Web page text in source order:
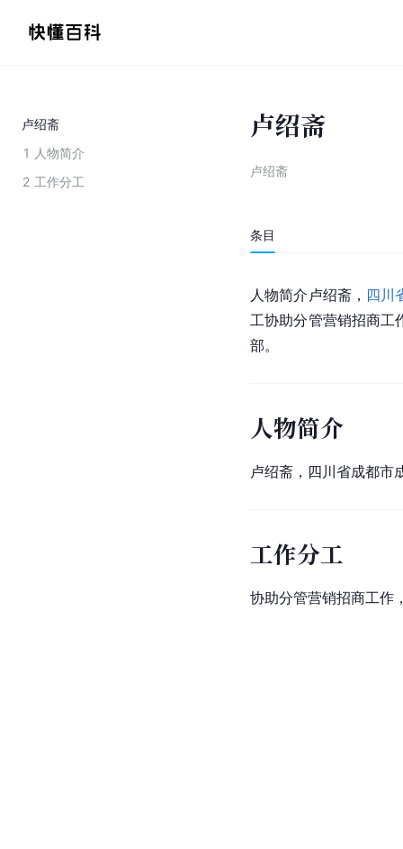
卢绍斋
1 人物简介
2 工作分工
卢绍斋
卢绍斋
条目
人物简介卢绍斋， 四川
工协助分管营销招商工
部。
人物简介
卢绍斋，四川省成都市
工作分工
协助分管营销招商工作